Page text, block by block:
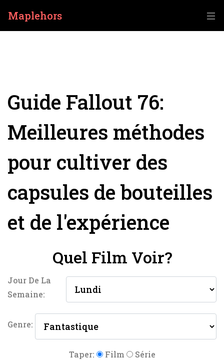
Maplehors
Guide Fallout 76:
Meilleures méthodes
pour cultiver des
capsules de bouteilles
et de l'expérience
Quel Film Voir?
Jour De La
Semaine:
Genre:
Taper: Film Série